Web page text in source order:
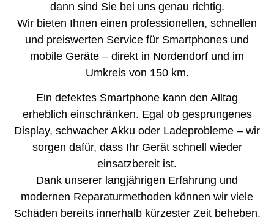
dann sind Sie bei uns genau richtig.
Wir bieten Ihnen einen professionellen, schnellen
und preiswerten Service für Smartphones und
mobile Geräte – direkt in Nordendorf und im
Umkreis von 150 km.
Ein defektes Smartphone kann den Alltag
erheblich einschränken. Egal ob gesprungenes
Display, schwacher Akku oder Ladeprobleme – wir
sorgen dafür, dass Ihr Gerät schnell wieder
einsatzbereit ist.
Dank unserer langjährigen Erfahrung und
modernen Reparaturmethoden können wir viele
Schäden bereits innerhalb kürzester Zeit beheben.